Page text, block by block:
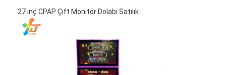
27 inç CPAP Çift Monitör Dolabı Satılık